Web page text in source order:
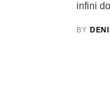
infini
BY